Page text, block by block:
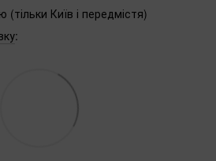
Київ і передмістя)
: